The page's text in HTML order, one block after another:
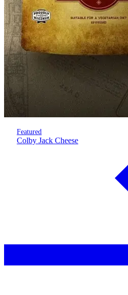
Featured
Colby Jack Cheese